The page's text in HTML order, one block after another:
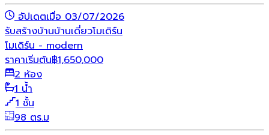
อัปเดตเมื่อ 03/07/2026
รับสร้างบ้านบ้านเดี่ยวโมเดิร์น
โมเดิร์น - modern
ราคาเริ่มต้น฿1,650,000
2 ห้อง
1 น้ำ
1 ชั้น
98 ตร.ม